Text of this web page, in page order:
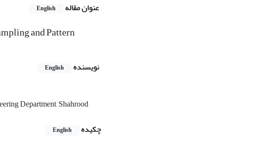
عنوان مقاله English
and Pattern
نویسنده English
Department, Shahrood
چکیده
English